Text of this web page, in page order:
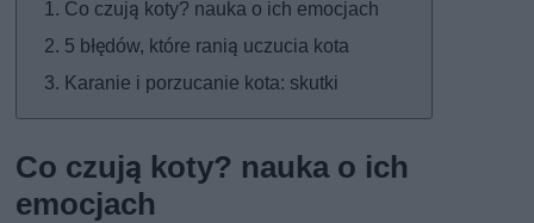
Co czują koty? nauka o ich emocjach
5 błędów, które ranią uczucia kota
Karanie i porzucanie kota: skutki
Co czują koty? nauka o ich
emocjach